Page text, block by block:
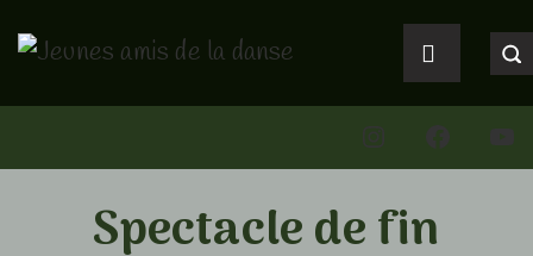
passer
au
principal
Main
Navigation
MENU
Spectacle de fin